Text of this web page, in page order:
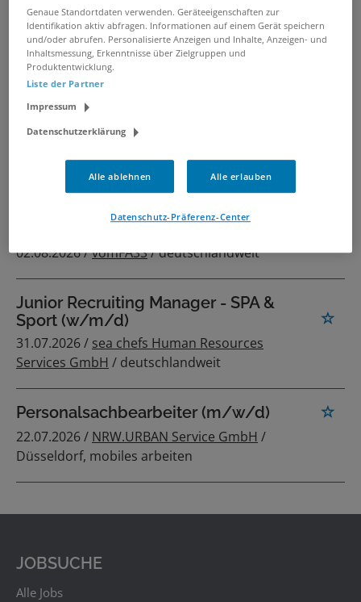
3 Personalwesen Jobs in Langenfeld
PASSENDE JOBS PER E-MAIL
Selbstständiger Geschäftsführer
(m/w/d) für exklusives
02.08.2026 /vomFASS/ deutschlandweit
Junior Recruiting Manager - SPA &
Sport (w/m/d)
31.07.2026 / sea chefs Human Resources
Services GmbH / deutschlandweit
Personalsachbearbeiter (m/w/d)
22.07.2026 / NRW.URBAN Service GmbH /
Düsseldorf, mobiles arbeiten
JOBSUCHE
Alle Jobs
Genaue Standortdaten verwenden. Geräteeigenschaften zur
Identifikation aktiv abfragen. Informationen auf einem Gerät speichern
und/oder abrufen. Personalisierte Anzeigen und Inhalte, Anzeigen- und
Inhaltsmessung, Erkenntnisse über Zielgruppen und
Produktentwicklung.
Liste der Partner
Impressum
Datenschutzerklärung
Alle ablehnen Alle erlauben
Datenschutz-Präferenz-Center